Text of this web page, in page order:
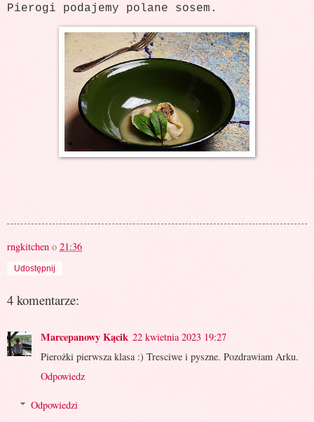
Pierogi podajemy polane sosem.
rngkitchen o 21:36
Udostępnij
4 komentarze:
Marcepanowy Kącik 22 kwietnia 2023 19:27
Pierożki pierwsza klasa :) Tresciwe i pyszne. Pozdrawiam Arku.
Odpowiedz
Odpowiedzi